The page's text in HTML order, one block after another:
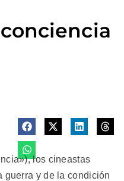
los cineastas
guerra y de la condición